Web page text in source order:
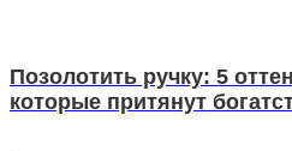
Позолотить ручку: 5
которые притянут